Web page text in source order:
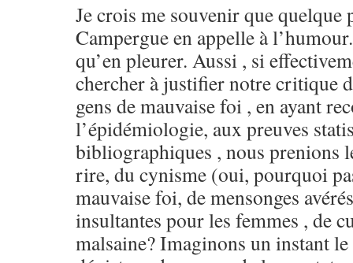
Je crois me souvenir que quelque
Campergue en appelle à
qu’en pleurer. Aussi , si
chercher à justifier notre critique
gens de mauvaise foi , en ayant
l’épidémiologie, aux preuves
bibliographiques , nous prenions
rire, du cynisme (oui, pourquoi
mauvaise foi, de mensonges
insultantes pour les femmes , de
malsaine? Imaginons un instant